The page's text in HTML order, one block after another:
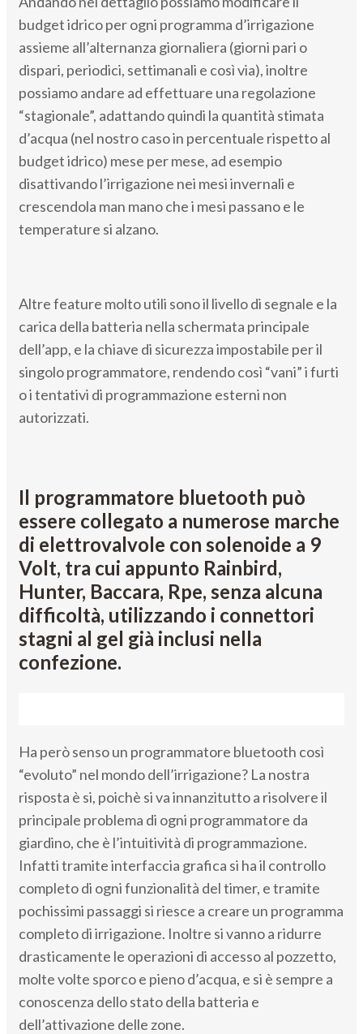
budget idrico per ogni programma d’irrigazione
assieme all’alternanza giornaliera (giorni pari o
dispari, periodici, settimanali e così via), inoltre
possiamo andare ad effettuare una regolazione
“stagionale”, adattando quindi la quantità stimata
d’acqua (nel nostro caso in percentuale rispetto al
budget idrico) mese per mese, ad esempio
disattivando l’irrigazione nei mesi invernali e
crescendola man mano che i mesi passano e le
temperature si alzano.
Altre feature molto utili sono il livello di segnale e la
carica della batteria nella schermata principale
dell’app, e la chiave di sicurezza impostabile per il
singolo programmatore, rendendo così “vani” i furti
o i tentativi di programmazione esterni non
autorizzati.
Il programmatore bluetooth può
essere collegato a numerose marche
di elettrovalvole con solenoide a 9
Volt, tra cui appunto Rainbird,
Hunter, Baccara, Rpe, senza alcuna
difficoltà, utilizzando i connettori
stagni al gel già inclusi nella
confezione.
Ha però senso un programmatore bluetooth così
“evoluto” nel mondo dell’irrigazione? La nostra
risposta è si, poichè si va innanzitutto a risolvere il
principale problema di ogni programmatore da
giardino, che è l’intuitività di programmazione.
Infatti tramite interfaccia grafica si ha il controllo
completo di ogni funzionalità del timer, e tramite
pochissimi passaggi si riesce a creare un programma
completo di irrigazione. Inoltre si vanno a ridurre
drasticamente le operazioni di accesso al pozzetto,
molte volte sporco e pieno d’acqua, e si è sempre a
conoscenza dello stato della batteria e
dell’attivazione delle zone.